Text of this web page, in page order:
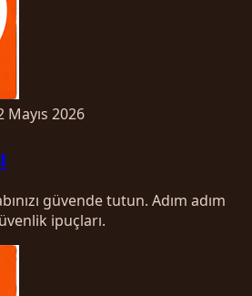
Mayıs 2026
güvende tutun. Adım adım
ipuçları.